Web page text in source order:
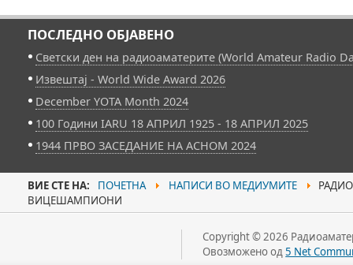
ПОСЛЕДНО ОБЈАВЕНО
Светски ден на радиоаматерите (World Amateur Radio
Извештај - World Wide Award 2026
December YOTA Month 2024
100 Години IARU 18 АПРИЛ 1925 - 18 АПРИЛ 2025
1944 ПРВО ЗАСЕДАНИЕ НА АСНОМ 2024
ВИЕ СТЕ НА: ПОЧЕТНА НАПИСИ ВО МЕДИУМИТЕ
ВИЦЕШАМПИОНИ
Copyright © 2026
Овозможено од5 Net